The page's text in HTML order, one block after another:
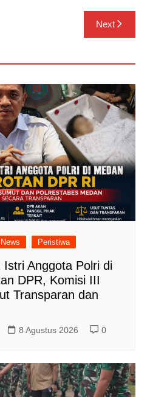
Next
News Peristiwa
Anggota Polri di
DPR, Komisi III
Transparan dan
8 Agustus 2026 0